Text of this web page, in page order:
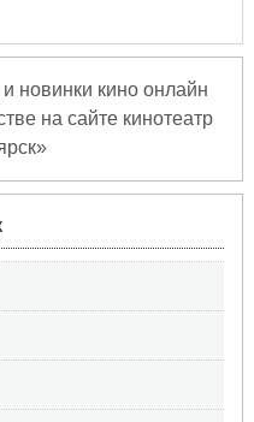
новинки кино онлайн
на сайте кинотеатр